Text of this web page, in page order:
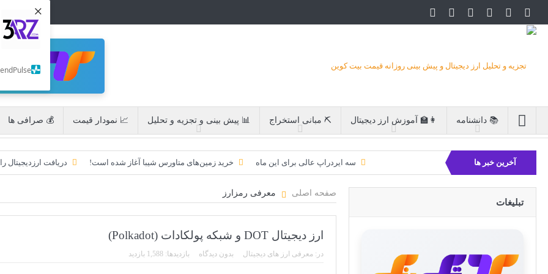
×
📚 دانشنامه 👩‍🏫 آموزش ارز دیجیتال ⛏ مبانی استخراج 📊 پیش بینی و تجزیه و تحلیل 📈 نمودار قیمت 💰 صرافی ها
آخرین خبر ها دریافت ارزدیجیتال خرید زمین‌های متاورس شیبا آغاز شده است! سه ایردراپ عالی برای این ماه
صفحه اصلی معرفی رمزارز
ارز دیجیتال DOT و شبکه پولکادات (Polkadot)
در: معرفی ارز های دیجیتال بدون دیدگاه بازدیدها: 1,588 بازدید
تبلیغات